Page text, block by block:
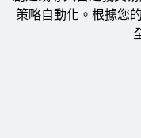
策略自動化。根據您